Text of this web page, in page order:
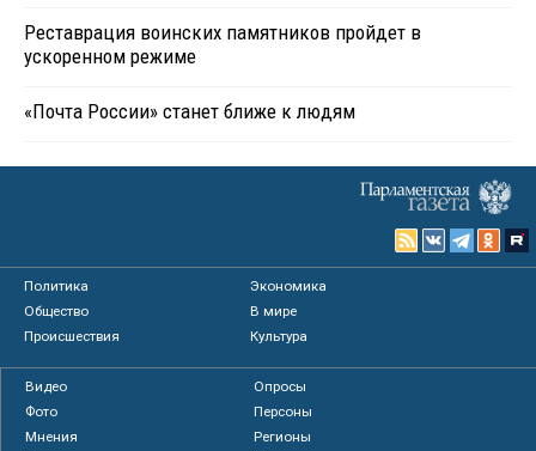
Реставрация воинских памятников пройдет в
ускоренном режиме
«Почта России» станет ближе к людям
Политика
Экономика
Общество
В мире
Происшествия
Культура
Видео
Опросы
Фото
Персоны
Мнения
Регионы